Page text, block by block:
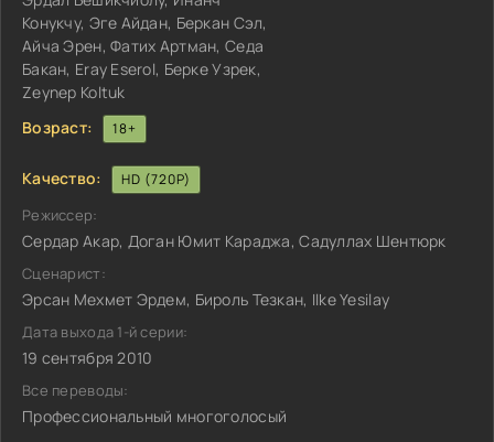
Конукчу, Эге Айдан, Беркан Сэл,
Айча Эрен, Фатих Артман, Седа
Бакан, Eray Eserol, Берке Узрек,
Zeynep Koltuk
Возраст:
18+
Качество: HD (720P)
Режиссер:
Сердар Акар, Доган Юмит Караджа, Садуллах Шентюрк
Сценарист:
Эрсан Мехмет Эрдем, Бироль Тезкан, Ilke Yesilay
Дата выхода 1-й серии:
19 сентября 2010
Все переводы:
Профессиональный многоголосый